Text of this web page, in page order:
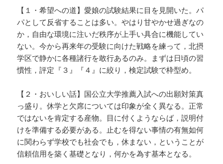
【１・希望への道】愛娘の試験結果に目を見開いた。パ
パとして反省することは多い。やはり甘やかせ過ぎなの
か，自由な環境に注いだ秩序が上手い具合に機能してい
ない。今から再来年の受験に向けた戦略を練って，北摂
学区で静かに各種諸行を敢行あるのみ。まずは日頃の習
慣性，評定『３』『４』に絞り，検定試験で枠型め。
【２・おいしい話】国公立大学推薦入試への出願対策真
っ盛り。休学と欠席については印象が全く異なる。正常
ではないを肯定する産物。目に付くようならば，説明付
けを準備する必要がある。止むを得ない事情の有無如何
に関わらず学校でも社会でも，休まない，ということが
信頼信用を築く基礎となり，何かを為す基本となる。